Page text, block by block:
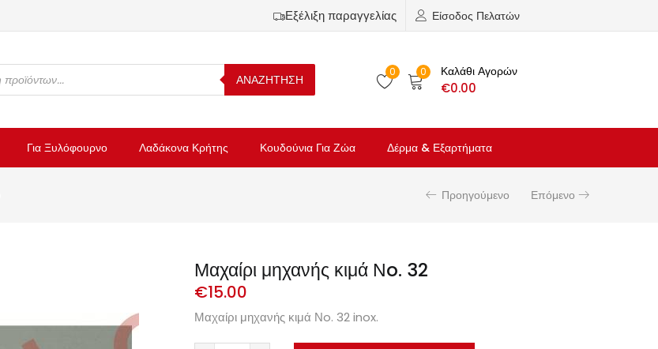
Εξέλιξη παραγγελίας Είσοδος Πελατών
ΑΝΑΖΗΤΗΣΗ
0 0 Καλάθι Αγορών
€0.00
Για Ξυλόφουρνο Λαδάκονα Κρήτης Κουδούνια Για Ζώα Δέρμα & Εξαρτήματα
Προηγούμενο Επόμενο
Μαχαίρι μηχανής κιμά Νo. 32
€15.00
Μαχαίρι μηχανής κιμά Νo. 32 inox.